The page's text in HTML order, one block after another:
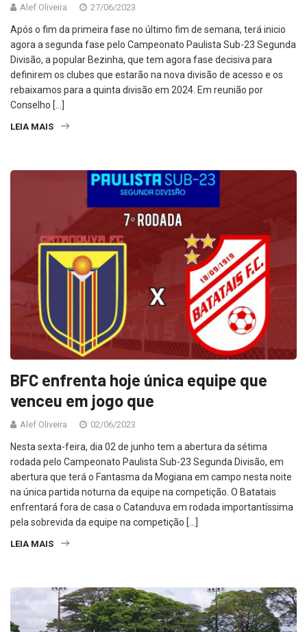
Alef Oliveira 27/06/2023
Após o fim da primeira fase no último fim de semana, terá inicio
agora a segunda fase pelo Campeonato Paulista Sub-23 Segunda
Divisão, a popular Bezinha, que tem agora fase decisiva para
definirem os clubes que estarão na nova divisão de acesso e os
rebaixamos para a quinta divisão em 2024. Em reunião por
Conselho […]
LEIA MAIS
BFC enfrenta hoje única equipe que
venceu em jogo que
Alef Oliveira 02/06/2023
Nesta sexta-feira, dia 02 de junho tem a abertura da sétima
rodada pelo Campeonato Paulista Sub-23 Segunda Divisão, em
abertura que terá o Fantasma da Mogiana em campo nesta noite
na única partida noturna da equipe na competição. O Batatais
enfrentará fora de casa o Catanduva em rodada importantíssima
pela sobrevida da equipe na competição […]
LEIA MAIS